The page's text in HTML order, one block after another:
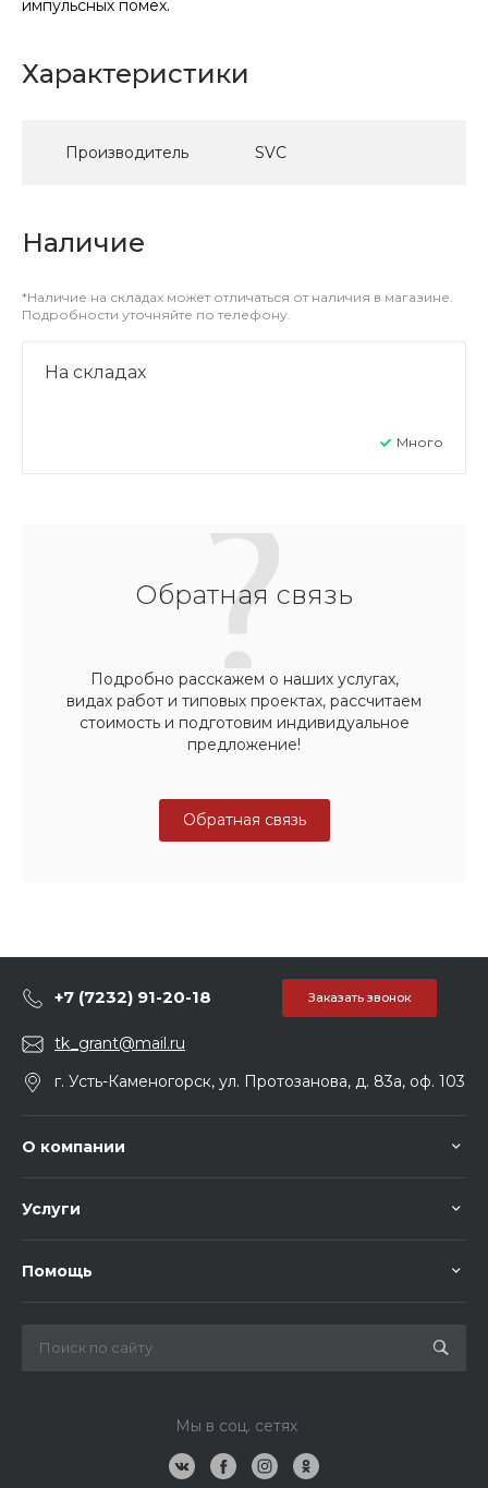
импульсных помех.
Характеристики
Производитель SVC
Наличие
*Наличие на складах может отличаться от наличия в магазине.
Подробности уточняйте по телефону.
На складах
Много
Обратная связь
Подробно расскажем о наших услугах,
видах работ и типовых проектах, рассчитаем
стоимость и подготовим индивидуальное
предложение!
Обратная связь
+7 (7232) 91-20-18 Заказать звонок
tk_grant@mail.ru
г. Усть-Каменогорск, ул. Протозанова, д. 83а, оф. 103
О компании
Услуги
Помощь
Мы в соц. сетях